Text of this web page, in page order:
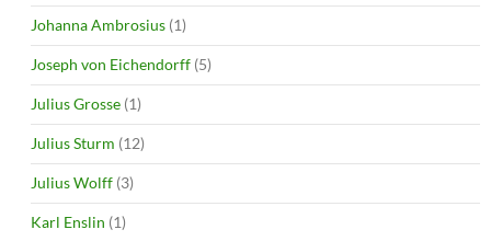
Johanna Ambrosius (1)
Joseph von Eichendorff (5)
Julius Grosse (1)
Julius Sturm (12)
Julius Wolff (3)
Karl Enslin (1)